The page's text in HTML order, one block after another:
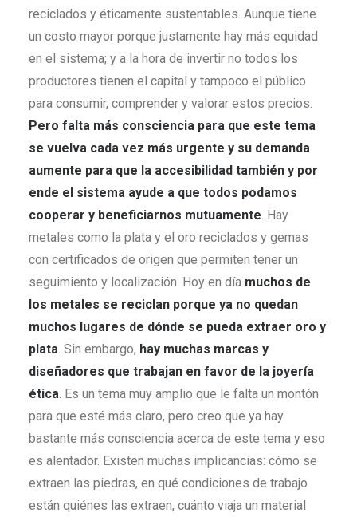
reciclados y éticamente sustentables. Aunque tiene
un costo mayor porque justamente hay más equidad
en el sistema; y a la hora de invertir no todos los
productores tienen el capital y tampoco el público
para consumir, comprender y valorar estos precios.
Pero falta más consciencia para que este tema
se vuelva cada vez más urgente y su demanda
aumente para que la accesibilidad también y por
ende el sistema ayude a que todos podamos
cooperar y beneficiarnos mutuamente. Hay
metales como la plata y el oro reciclados y gemas
con certificados de origen que permiten tener un
seguimiento y localización. Hoy en día muchos de
los metales se reciclan porque ya no quedan
muchos lugares de dónde se pueda extraer oro y
plata. Sin embargo, hay muchas marcas y
diseñadores que trabajan en favor de la joyería
ética. Es un tema muy amplio que le falta un montón
para que esté más claro, pero creo que ya hay
bastante más consciencia acerca de este tema y eso
es alentador. Existen muchas implicancias: cómo se
extraen las piedras, en qué condiciones de trabajo
están quiénes las extraen, cuánto viaja un material